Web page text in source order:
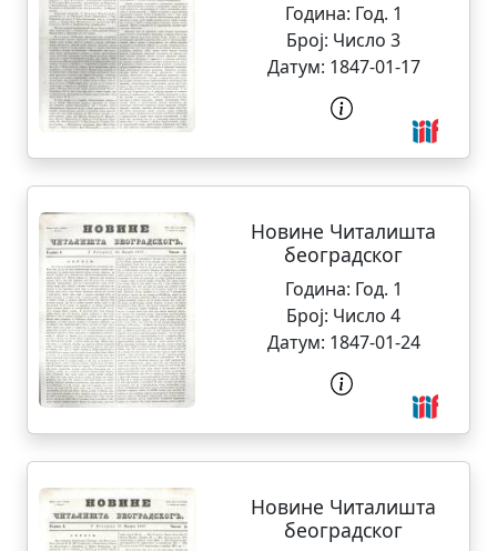
Година: Год. 1
Број: Число 3
Датум: 1847-01-17
Новине Читалишта
београдског
Година: Год. 1
Број: Число 4
Датум: 1847-01-24
Новине Читалишта
београдског